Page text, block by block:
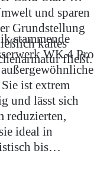
und sparen
Grundstellung
kaltes
fließt.
stammende
WK 4 Pro
ist extrem
und lässt sich
reduzierten,
ideal in
bis